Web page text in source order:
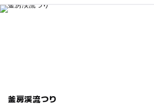
ナーでニジマスやイワナを自由につかみ取りしたり
キューコーナーで釣った魚を焼いて食べたりと思い
釜房渓流つり